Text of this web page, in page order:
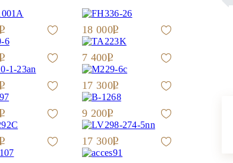
18 000
7 400
17 300
9 200
17 300